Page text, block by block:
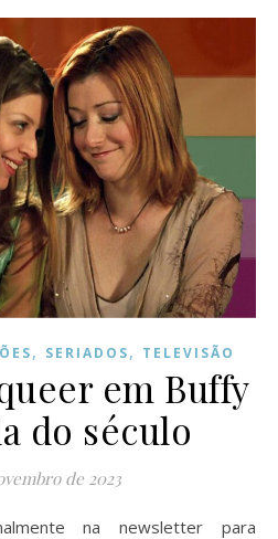
, SERIADOS, TELEVISÃO
em Buffy
do século
de 2023